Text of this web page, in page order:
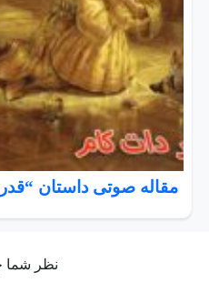
مقاله صوتی داستان
نظر